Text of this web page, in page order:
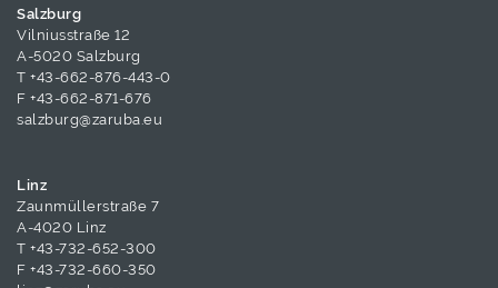
Salzburg
Vilniusstraße 12
A-5020 Salzburg
T +43-662-876-443-0
F +43-662-871-676
salzburg@zaruba.eu
Linz
Zaunmüllerstraße 7
A-4020 Linz
T +43-732-652-300
F +43-732-660-350